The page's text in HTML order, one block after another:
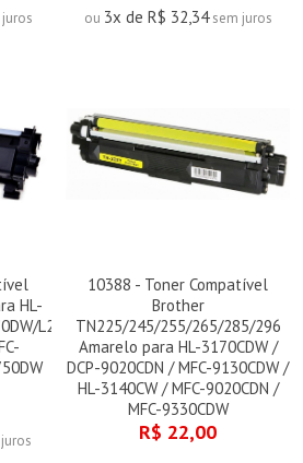
ou 3x de R$ 32,34sem juros
HL-
L2370DW
10388 - Toner Compatível
Brother
TN225/245/255/265/285/296
Amarelo para HL-3170CDW /
DCP-9020CDN / MFC-9130CDW /
HL-3140CW / MFC-9020CDN /
MFC-9330CDW
R$ 22,00